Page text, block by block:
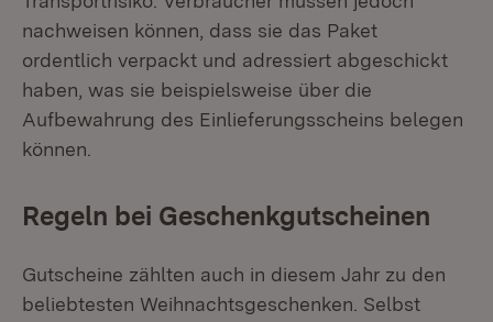
nachweisen können, dass sie das Paket
ordentlich verpackt und adressiert abgeschickt
haben, was sie beispielsweise über die
Aufbewahrung des Einlieferungsscheins belegen
können.
Regeln bei Geschenkgutscheinen
Gutscheine zählten auch in diesem Jahr zu den
beliebtesten Weihnachtsgeschenken. Selbst